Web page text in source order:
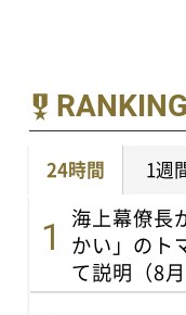
RANKING
24時間 1週
海上幕僚長
かい」のト
て説明（8月